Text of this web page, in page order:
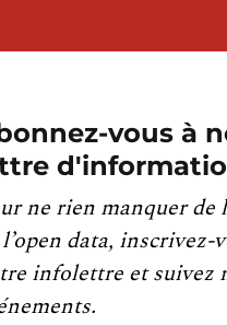
vous à
ne rien manquer de
data, inscrivez-
infolettre et suivez